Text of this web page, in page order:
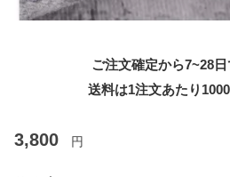
ご注文確定から7~28
送料は1注文あたり 1000
3,800 円